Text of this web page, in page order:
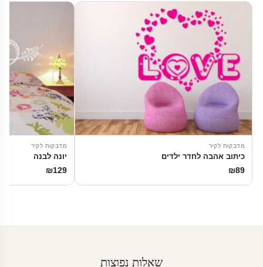
מדבקות לקיר
כיתוב אהבה לחדר ילדים
₪89
מדבקות לקיר
יונה לבנה
₪129
שאלות נפוצות